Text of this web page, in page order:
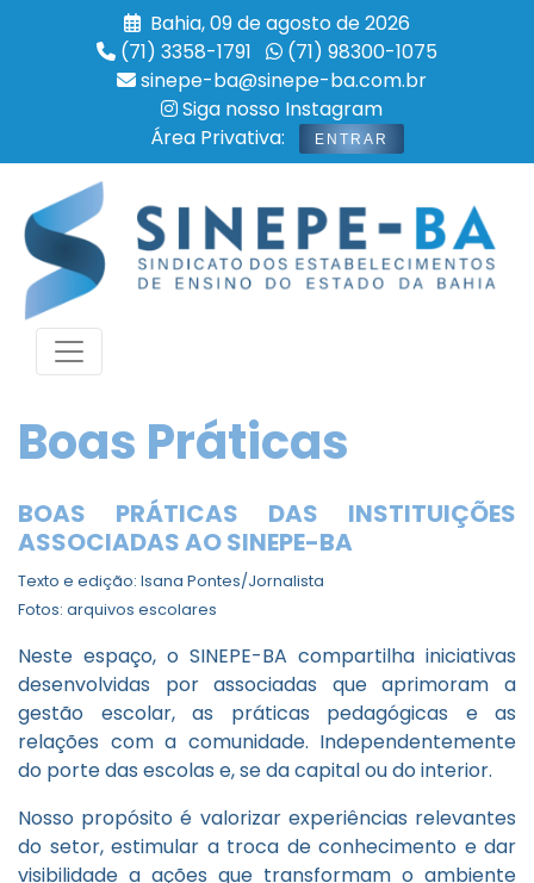
Bahia, 09 de agosto de 2026
(71) 3358-1791
(71) 98300-1075
sinepe-ba@sinepe-ba.com.br
Siga nosso Instagram
Área Privativa:
ENTRAR
Boas Práticas
BOAS PRÁTICAS DAS INSTITUIÇÕES
ASSOCIADAS AO SINEPE-BA
Texto e edição: Isana Pontes/Jornalista
Fotos: arquivos escolares
Neste espaço, o SINEPE-BA compartilha iniciativas
desenvolvidas por associadas que aprimoram a
gestão escolar, as práticas pedagógicas e as
relações com a comunidade. Independentemente
do porte das escolas e, se da capital ou do interior.
Nosso propósito é valorizar experiências relevantes
do setor, estimular a troca de conhecimento e dar
visibilidade a ações que transformam o ambiente